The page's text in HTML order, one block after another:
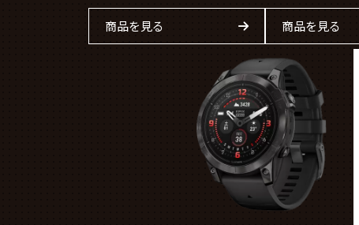
商品を見る 商品を見る